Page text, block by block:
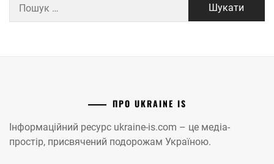
ПРО UKRAINE IS
Інформаційний ресурс ukraine-is.com – це медіа-
простір, присвячений подорожам Україною.